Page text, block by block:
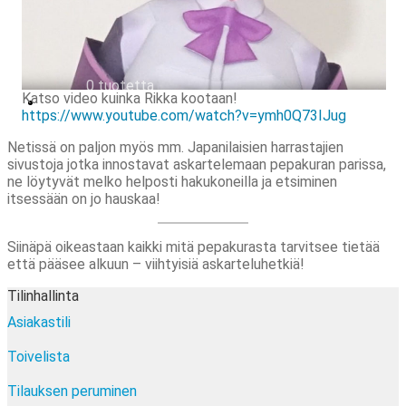
Tilauksen peruminen
Uutiskirje
EN
0,00€ 0 tuotetta
Katso video kuinka Rikka kootaan!
https://www.youtube.com/watch?v=ymh0Q73IJug
Netissä on paljon myös mm. Japanilaisien harrastajien
sivustoja jotka innostavat askartelemaan pepakuran parissa,
ne löytyvät melko helposti hakukoneilla ja etsiminen
itsessään on jo hauskaa!
Siinäpä oikeastaan kaikki mitä pepakurasta tarvitsee tietää
että pääsee alkuun – viihtyisiä askarteluhetkiä!
Tilinhallinta
Asiakastili
Toivelista
Tilauksen peruminen